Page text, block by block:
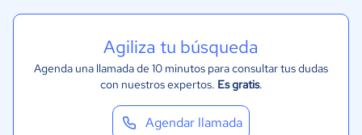
Tecnología
Recursos Humanos
Gastronomía
Aeroespacial y defensa
Agiliza tu búsqueda
Agenda una llamada de 10 minutos para consultar tus dudas
con nuestros expertos. Es gratis.
Agendar llamada